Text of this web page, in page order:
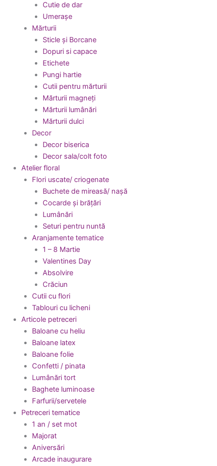
Cutie de dar
Umerașe
Mărturii
Sticle și Borcane
Dopuri si capace
Etichete
Pungi hartie
Cutii pentru mărturii
Mărturii magneți
Mărturii lumânări
Mărturii dulci
Decor
Decor biserica
Decor sala/colt foto
Atelier floral
Flori uscate/ criogenate
Buchete de mireasă/ nașă
Cocarde și brățări
Lumânări
Seturi pentru nuntă
Aranjamente tematice
1 – 8 Martie
Valentines Day
Absolvire
Crăciun
Cutii cu flori
Tablouri cu licheni
Articole petreceri
Baloane cu heliu
Baloane latex
Baloane folie
Confetti / pinata
Lumânări tort
Baghete luminoase
Farfurii/servetele
Petreceri tematice
1 an / set mot
Majorat
Aniversări
Arcade inaugurare